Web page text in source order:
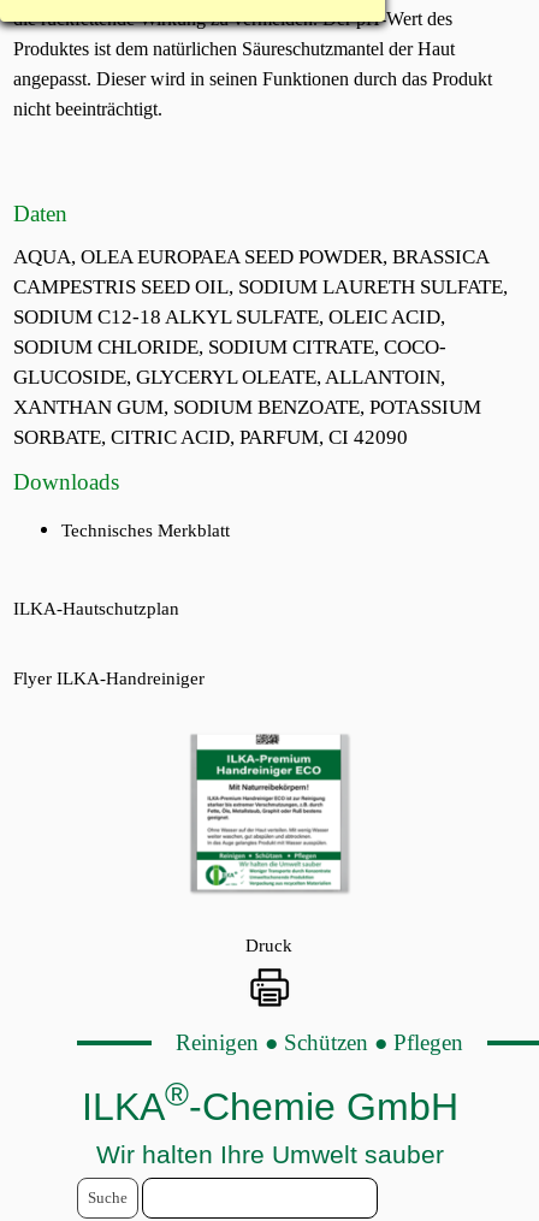
die rückfettende Wirkung zu vermeiden. Der pH-Wert des
Produktes ist dem natürlichen Säureschutzmantel der Haut
angepasst. Dieser wird in seinen Funktionen durch das Produkt
nicht beeinträchtigt.
Daten
AQUA, OLEA EUROPAEA SEED POWDER, BRASSICA
CAMPESTRIS SEED OIL, SODIUM LAURETH SULFATE,
SODIUM C12-18 ALKYL SULFATE, OLEIC ACID,
SODIUM CHLORIDE, SODIUM CITRATE, COCO-
GLUCOSIDE, GLYCERYL OLEATE, ALLANTOIN,
XANTHAN GUM, SODIUM BENZOATE, POTASSIUM
SORBATE, CITRIC ACID, PARFUM, CI 42090
Downloads
Technisches Merkblatt
ILKA-Hautschutzplan
Flyer ILKA-Handreiniger
Druck
Reinigen ● Schützen ● Pflegen
ILKA®-Chemie GmbH
Wir halten Ihre Umwelt sauber
Suche